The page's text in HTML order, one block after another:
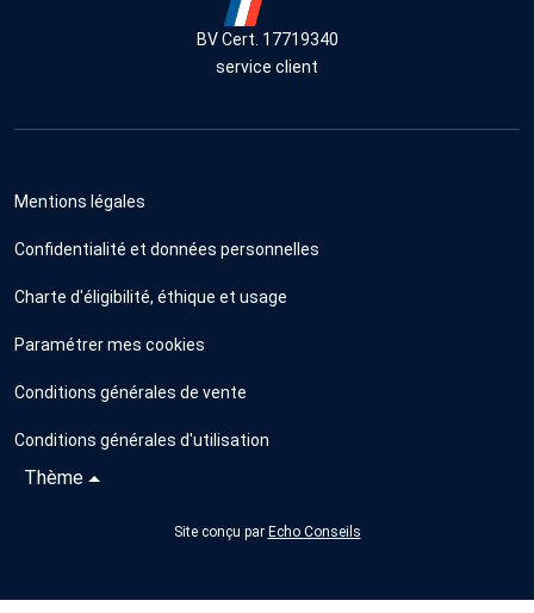
BV Cert. 17719340
service client
Mentions légales
Confidentialité et données personnelles
Charte d'éligibilité, éthique et usage
Paramétrer mes cookies
Conditions générales de vente
Conditions générales d'utilisation
Thème
Site conçu par Echo Conseils